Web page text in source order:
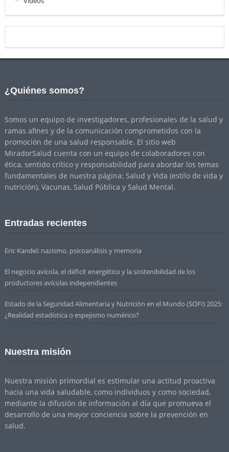
¿Quiénes somos?
Somos un equipo de investigadores, profesionales de la salud y
ramas afines y de la comunicación comprometidos con la
promoción de una salud responsable. El sitio web
MiradorSalud cuenta con un equipo de colaboradores con
ética, sentido crítico y responsabilidad para abordar los temas
fundamentales de nuestra página: Salud y Vida (estilo de vida y
nutrición), Vacunas, Salud Pública y Salud Mental.
Entradas recientes
Eric Kandel: nazismo, psicoanálisis y memoria
El negocio avícola, el déficit energético y la sostenibilidad de los
productores avícolas independientes
Estado de la Seguridad Alimentaria y Nutrición en el Mundo (SOFI) 2025:
¿Realidad estadística o espejismo numérico?
Nuestra misión
Nuestra misión primordial es estimular una actitud proactiva
hacia una vida saludable, como individuos y como sociedad,
mediante la difusión de información al día que promueva el
desarrollo de una mayor conciencia sobre la prevención en
salud.